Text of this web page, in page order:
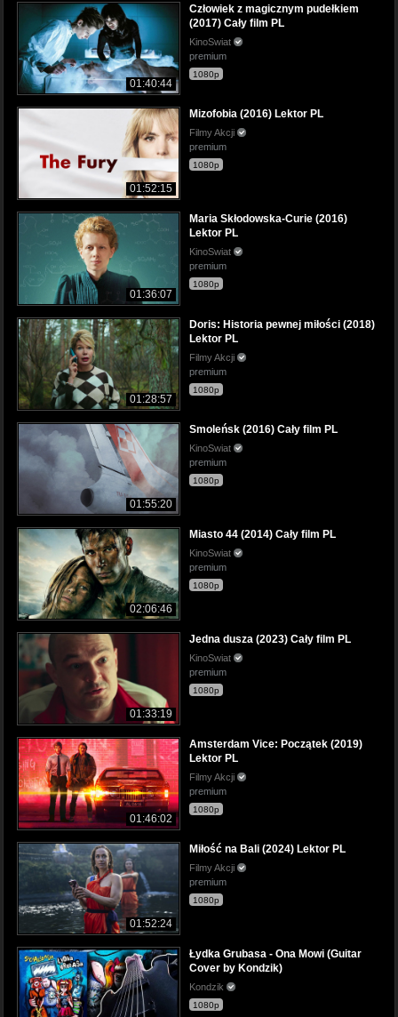
01:40:44
Człowiek z magicznym pudełkiem
(2017) Cały film PL
KinoSwiat
premium
1080p
01:52:15
Mizofobia (2016) Lektor PL
Filmy Akcji
premium
1080p
01:36:07
Maria Skłodowska-Curie (2016)
Lektor PL
KinoSwiat
premium
1080p
01:28:57
Doris: Historia pewnej miłości (2018)
Lektor PL
Filmy Akcji
premium
1080p
01:55:20
Smoleńsk (2016) Cały film PL
KinoSwiat
premium
1080p
02:06:46
Miasto 44 (2014) Cały film PL
KinoSwiat
premium
1080p
01:33:19
Jedna dusza (2023) Cały film PL
KinoSwiat
premium
1080p
01:46:02
Amsterdam Vice: Początek (2019)
Lektor PL
Filmy Akcji
premium
1080p
01:52:24
Miłość na Bali (2024) Lektor PL
Filmy Akcji
premium
1080p
Łydka Grubasa - Ona Mowi (Guitar
Cover by Kondzik)
Kondzik
1080p